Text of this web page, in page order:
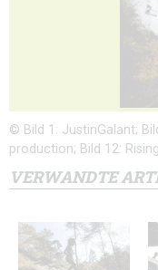
© Bild 1: JustinGalant;
production; Bild 12:
VERWANDTE